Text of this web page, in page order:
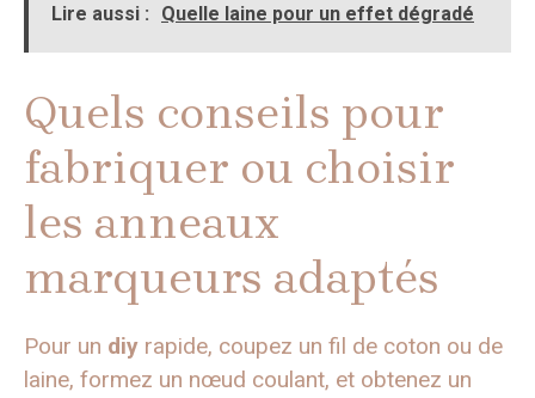
Lire aussi : Quelle laine pour un effet dégradé
Quels conseils pour
fabriquer ou choisir
les anneaux
marqueurs adaptés
Pour un diy rapide, coupez un fil de coton ou de
laine, formez un nœud coulant, et obtenez un